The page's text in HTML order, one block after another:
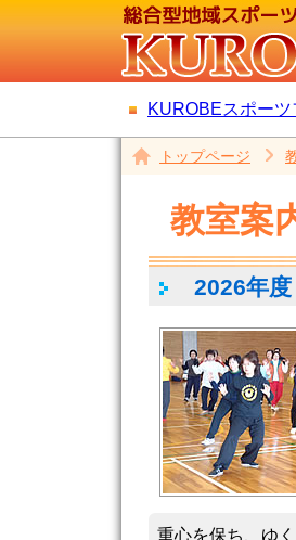
KUROBEスポー
トップページ
教室案
2026年度
重心を保ち、ゆ